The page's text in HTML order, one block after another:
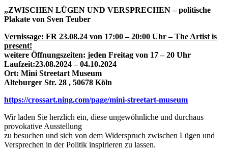
„ZWISCHEN LÜGEN UND VERSPRECHEN – politische
Plakate von Sven Teuber
Vernissage: FR 23.08.24 von 17:00 – 20:00 Uhr – The Artist is
present!
weitere Öffnungszeiten: jeden Freitag von 17 – 20 Uhr
Laufzeit:23.08.2024 – 04.10.2024
Ort: Mini Streetart Museum
Alteburger Str. 28 , 50678 Köln
https://crossart.ning.com/page/mini-streetart-museum
Wir laden Sie herzlich ein, diese ungewöhnliche und durchaus
provokative Ausstellung
zu besuchen und sich von dem Widerspruch zwischen Lügen und
Versprechen in der Politik inspirieren zu lassen.